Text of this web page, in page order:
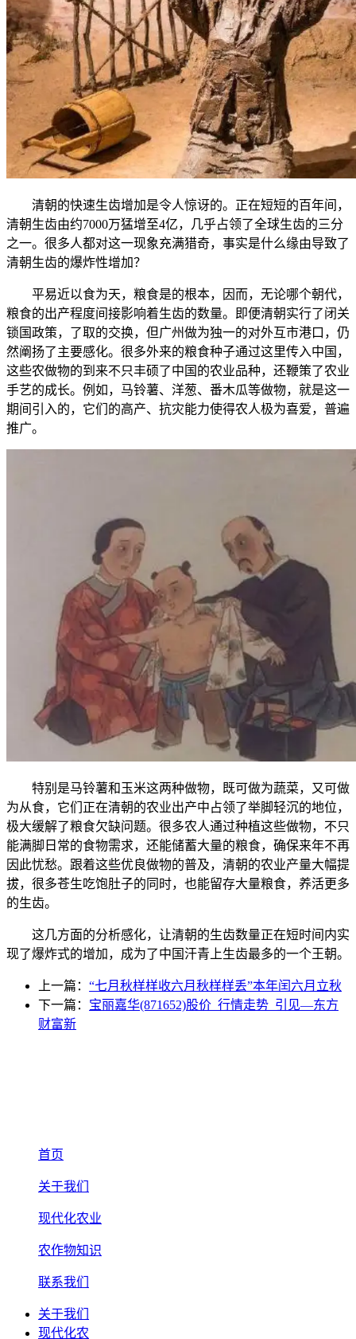
清朝的快速生齿增加是令人惊讶的。正在短短的百年间，
清朝生齿由约7000万猛增至4亿，几乎占领了全球生齿的三分
之一。很多人都对这一现象充满猎奇，事实是什么缘由导致了
清朝生齿的爆炸性增加？
平易近以食为天，粮食是的根本，因而，无论哪个朝代，
粮食的出产程度间接影响着生齿的数量。即便清朝实行了闭关
锁国政策，了取的交换，但广州做为独一的对外互市港口，仍
然阐扬了主要感化。很多外来的粮食种子通过这里传入中国，
这些农做物的到来不只丰硕了中国的农业品种，还鞭策了农业
手艺的成长。例如，马铃薯、洋葱、番木瓜等做物，就是这一
期间引入的，它们的高产、抗灾能力使得农人极为喜爱，普遍
推广。
特别是马铃薯和玉米这两种做物，既可做为蔬菜，又可做
为从食，它们正在清朝的农业出产中占领了举脚轻沉的地位，
极大缓解了粮食欠缺问题。很多农人通过种植这些做物，不只
能满脚日常的食物需求，还能储蓄大量的粮食，确保来年不再
因此忧愁。跟着这些优良做物的普及，清朝的农业产量大幅提
拔，很多苍生吃饱肚子的同时，也能留存大量粮食，养活更多
的生齿。
这几方面的分析感化，让清朝的生齿数量正在短时间内实
现了爆炸式的增加，成为了中国汗青上生齿最多的一个王朝。
上一篇： “七月秋样样收六月秋样样丢”本年闰六月立秋
下一篇： 宝丽嘉华(871652)股价_行情走势_引见—东方
财富新
首页
关于我们
现代化农业
农作物知识
联系我们
关于我们
现代化农